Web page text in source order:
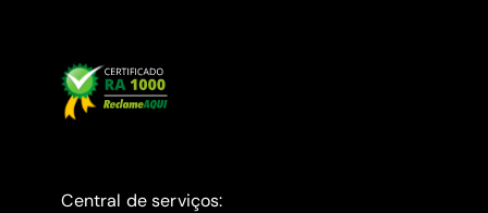
Central de serviços: